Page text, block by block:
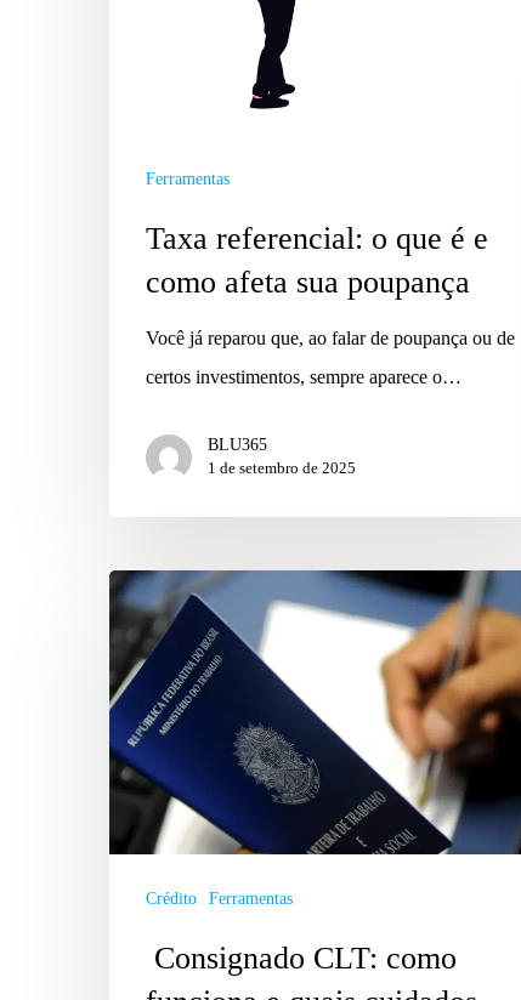
Ferramentas
Taxa referencial: o que é e
como afeta sua poupança
Você já reparou que, ao falar de poupança ou de
certos investimentos, sempre aparece o…
BLU365
1 de setembro de 2025
Crédito Ferramentas
Consignado CLT: como